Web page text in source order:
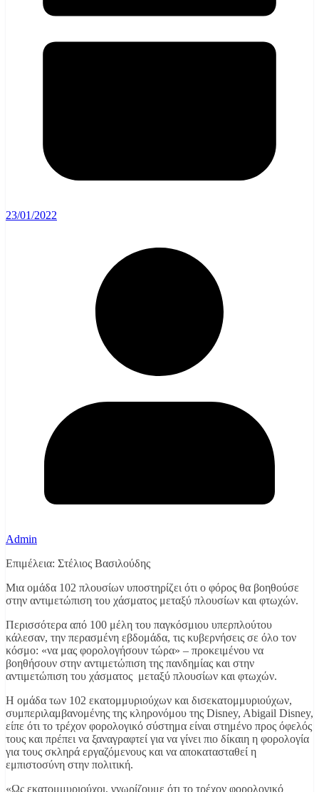
23/01/2022
Admin
Επιμέλεια: Στέλιος Βασιλούδης
Μια ομάδα 102 πλουσίων υποστηρίζει ότι ο φόρος θα βοηθούσε
στην αντιμετώπιση του χάσματος μεταξύ πλουσίων και φτωχών.
Περισσότερα από 100 μέλη του παγκόσμιου υπερπλούτου
κάλεσαν, την περασμένη εβδομάδα, τις κυβερνήσεις σε όλο τον
κόσμο: «να μας φορολογήσουν τώρα» – προκειμένου να
βοηθήσουν στην αντιμετώπιση της πανδημίας και στην
αντιμετώπιση του χάσματος μεταξύ πλουσίων και φτωχών.
Η ομάδα των 102 εκατομμυριούχων και δισεκατομμυριούχων,
συμπεριλαμβανομένης της κληρονόμου της Disney, Abigail Disney,
είπε ότι το τρέχον φορολογικό σύστημα είναι στημένο προς όφελός
τους και πρέπει να ξαναγραφτεί για να γίνει πιο δίκαιη η φορολογία
για τους σκληρά εργαζόμενους και να αποκατασταθεί η
εμπιστοσύνη στην πολιτική.
«Ως εκατομμυριούχοι, γνωρίζουμε ότι το τρέχον φορολογικό